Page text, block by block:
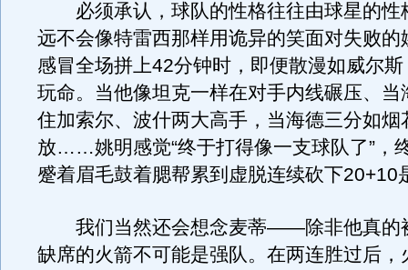
必须承认，球队的性格往往由球星的性
远不会像特雷西那样用诡异的笑面对失败的
感冒全场拼上42分钟时，即便散漫如威尔
玩命。当他像坦克一样在对手内线碾压、当
住加索尔、波什两大高手，当海德三分如烟
放……姚明感觉“终于打得像一支球队了”，
蹙着眉毛鼓着腮帮累到虚脱连续砍下20+10
我们当然还会想念麦蒂——除非他真的
缺席的火箭不可能是强队。在两连胜过后，